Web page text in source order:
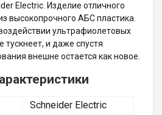
Electric. Изделие отличного
высокопрочного АБС пластика.
ультрафиолетовых
тускнеет, и даже спустя
внешне остается как новое.
Schneider Electric